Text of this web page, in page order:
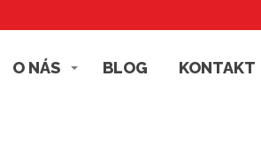
O NÁS BLOG KONTAKT